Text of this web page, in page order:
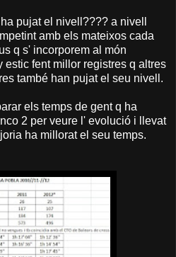
pujat el nivell???? a nivell
amb els mateixos cada
q s' incorporem al món
fent millor registres q altres
també han pujat el seu nivell.
els temps de gent q ha
2 per veure l' evolució i llevat
ha millorat el seu temps.